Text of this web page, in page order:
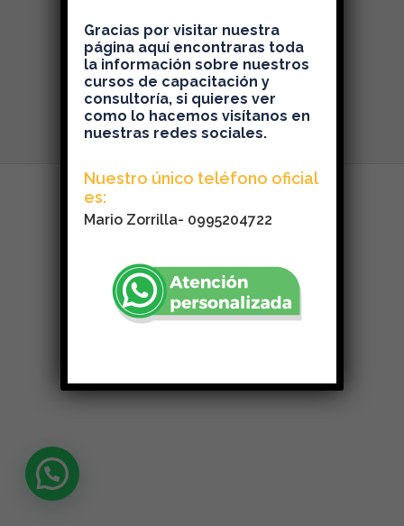
BACK TO HOME
Gracias por visitar nuestra
página aquí encontraras toda
la información sobre nuestros
cursos de capacitación y
consultoría, si quieres ver
como lo hacemos visítanos en
nuestras redes sociales.
Nuestro único teléfono oficial
es:
Mario Zorrilla- 0995204722